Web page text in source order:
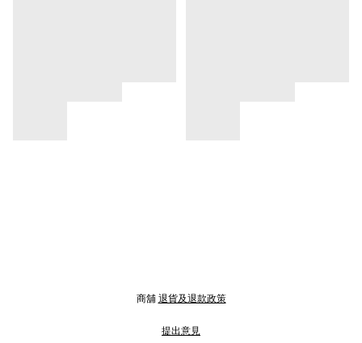
商舖 退貨及退款政策
提出意見